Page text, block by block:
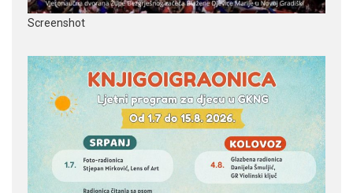
Screenshot